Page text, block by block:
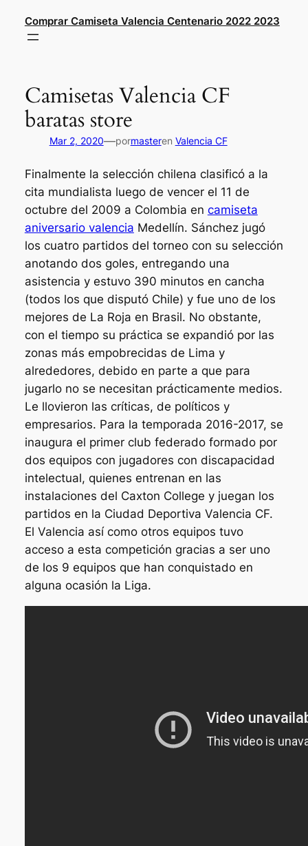
contenido
Comprar Camiseta Valencia Centenario 2022 2023
Camisetas Valencia CF
baratas store
Mar 2, 2020—pormasteren Valencia CF
Finalmente la selección chilena clasificó a la
cita mundialista luego de vencer el 11 de
octubre del 2009 a Colombia en camiseta
aniversario valencia Medellín. Sánchez jugó
los cuatro partidos del torneo con su selección
anotando dos goles, entregando una
asistencia y estuvo 390 minutos en cancha
(todos los que disputó Chile) y fue uno de los
mejores de La Roja en Brasil. No obstante,
con el tiempo su práctica se expandió por las
zonas más empobrecidas de Lima y
alrededores, debido en parte a que para
jugarlo no se necesitan prácticamente medios.
Le llovieron las críticas, de políticos y
empresarios. Para la temporada 2016-2017, se
inaugura el primer club federado formado por
dos equipos con jugadores con discapacidad
intelectual, quienes entrenan en las
instalaciones del Caxton College y juegan los
partidos en la Ciudad Deportiva Valencia CF.
El Valencia así como otros equipos tuvo
acceso a esta competición gracias a ser uno
de los 9 equipos que han conquistado en
alguna ocasión la Liga.